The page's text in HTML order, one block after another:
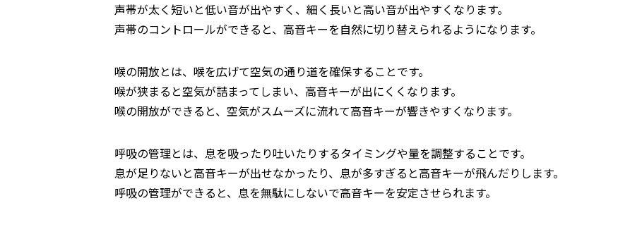
声帯が太く短いと低い音が出やすく、細く長いと高い音が出やすくなります。
声帯のコントロールができると、高音キーを自然に切り替えられるようになります。
喉の開放とは、喉を広げて空気の通り道を確保することです。
喉が狭まると空気が詰まってしまい、高音キーが出にくくなります。
喉の開放ができると、空気がスムーズに流れて高音キーが響きやすくなります。
呼吸の管理とは、息を吸ったり吐いたりするタイミングや量を調整することです。
息が足りないと高音キーが出せなかったり、息が多すぎると高音キーが飛んだりします。
呼吸の管理ができると、息を無駄にしないで高音キーを安定させられます。